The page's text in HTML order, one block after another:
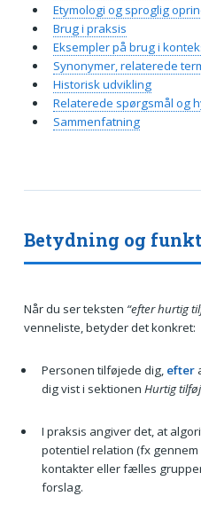
Betydning og
Når du ser teksten “efter hurtig
venneliste, betyder det konkret:
Personen tilføjede dig, efter
dig vist i sektionen Hurtig
I praksis angiver det, at
potentiel relation (fx
kontakter eller fælles
forslag.
Etymologi og sproglig
Brug i praksis
Eksempler på brug i
Synonymer, relaterede
Historisk udvikling
Relaterede spørgsmål og
Sammenfatning